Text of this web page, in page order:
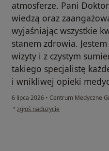
atmosferze. Pani
wiedzą oraz
wyjaśniając wszystkie
stanem zdrowia.
wizyty i z czystym
takiego specjalistę
i wnikliwej opieki
6 lipca 2026 • Centrum Medyczne
• w opinii użytkownika Tomasz
zgłoś nadużycie